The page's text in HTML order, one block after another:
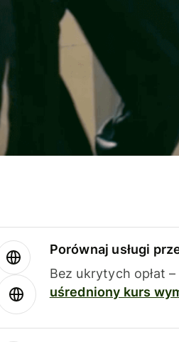
Porównaj usługi
Bez ukrytych opłat
uśredniony kurs